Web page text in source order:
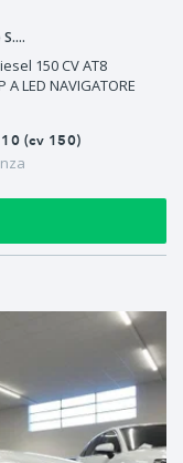
Centro Servizi Auto Catalano S.a.s.
150 CV AT8
A LED NAVIGATORE
(cv 150)